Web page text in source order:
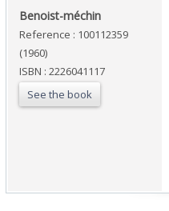
‎Benoist-méchin‎
Reference : 100112359
(1960)
ISBN : 2226041117
See the book